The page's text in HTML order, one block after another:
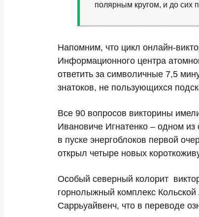
полярным кругом, и до сих
Напомним, что цикл онлайн-
Информационного центра
ответить за символичные 7,5
знатоков, не пользующихся
Все 90 вопросов викторины
Ивановиче Игнатенко – одном из
в пуске энергоблоков первой
открыл четыре новых
Особый северный колорит
горнолыжный комплекс
Саррьуайвенч, что в переводе